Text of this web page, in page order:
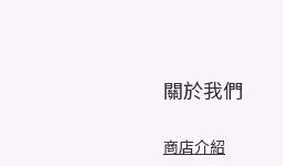
關於我們
商店介紹